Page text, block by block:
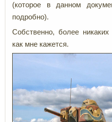
(которое в данном
подробно).
Собственно, более
как мне кажется.